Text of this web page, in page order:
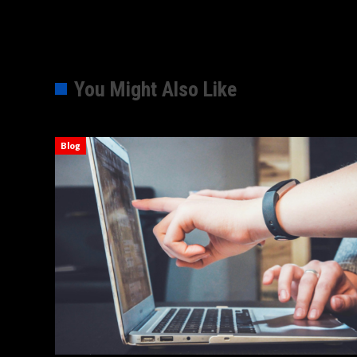
You Might Also Like
Blog